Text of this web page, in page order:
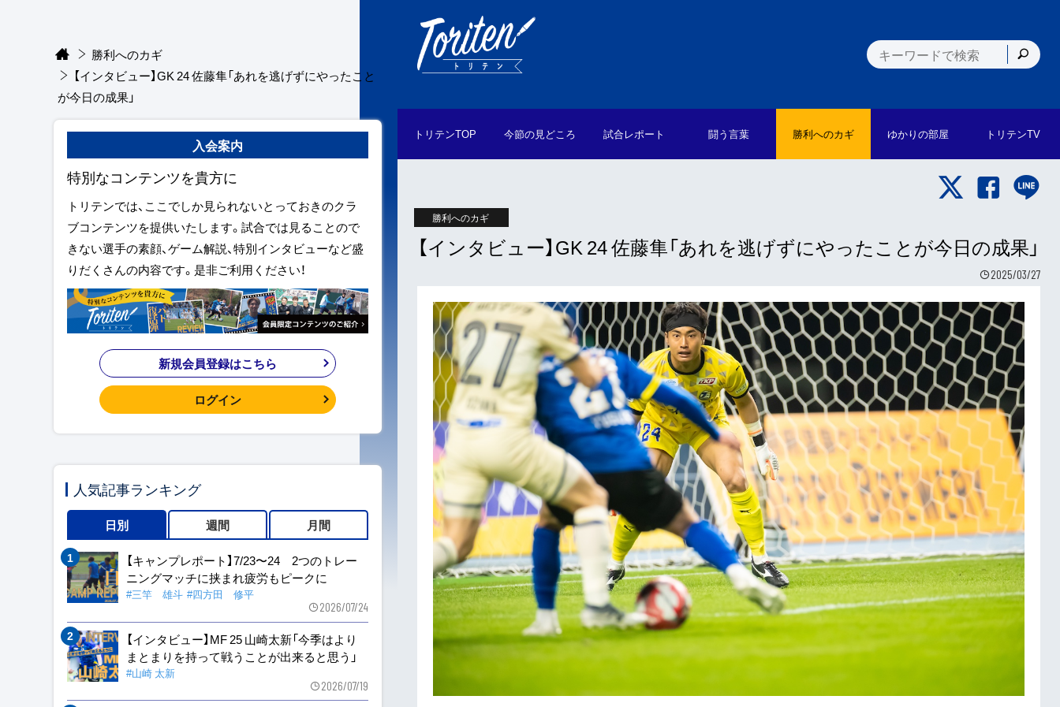
トリテンTOP 今節の見どころ 試合レポート 闘う言葉 勝利へのカギ ゆかりの部屋 トリテンTV
勝利へのカギ
【インタビュー】GK 24 佐藤隼「あれを逃げずにやったことが今日の成果」
2025/03/27
勝利へのカギ
【インタビュー】GK 24 佐藤隼「あれを逃げずにやったこと
が今日の成果」
入会案内
特別なコンテンツを貴方に
トリテンでは、ここでしか見られないとっておきのクラ
ブコンテンツを提供いたします。試合では見ることので
きない選手の素顔、ゲーム解説、特別インタビューなど盛
りだくさんの内容です。是非ご利用ください！
新規会員登録はこちら
ログイン
人気記事ランキング
日別 週間 月間
【キャンプレポート】7/23〜24 2つのトレー
ニングマッチに挟まれ疲労もピークに
#三竿 雄斗 #四方田 修平
2026/07/24
【インタビュー】MF 25 山崎太新「今季はより
まとまりを持って戦うことが出来ると思う」
#山崎 太新
2026/07/19